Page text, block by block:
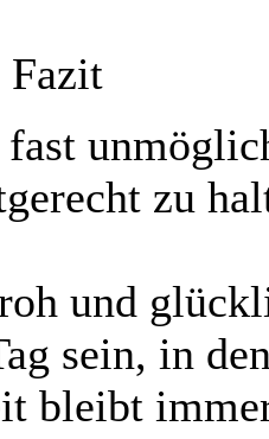
Fazit
zu
und
sein, in
bleibt